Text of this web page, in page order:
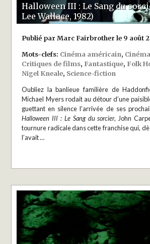
Halloween III : Le Sang du
Lee Wallace, 1982)
Publié par Marc Fairbrother le 9 août
Mots-clefs: Cinéma américain,
Critiques de films, Fantastique, Folk
Nigel Kneale, Science-fiction
Oubliez la banlieue familière de
Michael Myers rodait au détour d’une
guettant en silence l’arrivée de ses
Halloween III : Le Sang du sorcier, John
tournure radicale dans cette franchise qui,
l’avait …